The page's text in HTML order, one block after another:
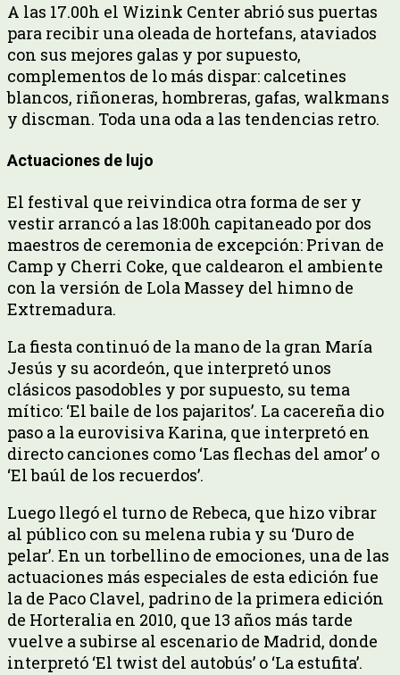
A las 17.00h el Wizink Center abrió sus puertas
para recibir una oleada de hortefans, ataviados
con sus mejores galas y por supuesto,
complementos de lo más dispar: calcetines
blancos, riñoneras, hombreras, gafas, walkmans
y discman. Toda una oda a las tendencias retro.
Actuaciones de lujo
El festival que reivindica otra forma de ser y
vestir arrancó a las 18:00h capitaneado por dos
maestros de ceremonia de excepción: Privan de
Camp y Cherri Coke, que caldearon el ambiente
con la versión de Lola Massey del himno de
Extremadura.
La fiesta continuó de la mano de la gran María
Jesús y su acordeón, que interpretó unos
clásicos pasodobles y por supuesto, su tema
mítico: ‘El baile de los pajaritos’. La cacereña dio
paso a la eurovisiva Karina, que interpretó en
directo canciones como ‘Las flechas del amor’ o
‘El baúl de los recuerdos’.
Luego llegó el turno de Rebeca, que hizo vibrar
al público con su melena rubia y su ‘Duro de
pelar’. En un torbellino de emociones, una de las
actuaciones más especiales de esta edición fue
la de Paco Clavel, padrino de la primera edición
de Horteralia en 2010, que 13 años más tarde
vuelve a subirse al escenario de Madrid, donde
interpretó ‘El twist del autobús’ o ‘La estufita’.